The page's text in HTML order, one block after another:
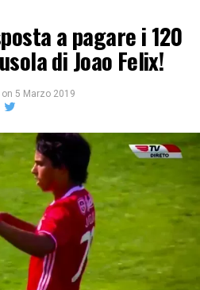
a pagare i 120
di Joao Felix!
on 5 Marzo 2019